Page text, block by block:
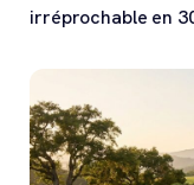
irréprochable en